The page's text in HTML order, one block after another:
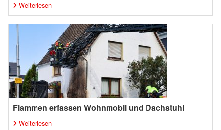
Weiterlesen
Flammen erfassen Wohnmobil und Dachstuhl
Weiterlesen